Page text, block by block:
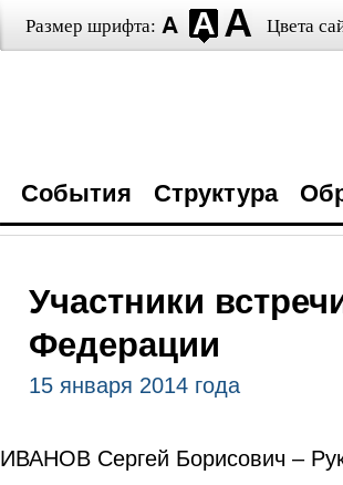
Размер шрифта: Цвета
События Структура
Участники
Федерации
15 января 2014 года
ИВАНОВ Сергей Борисович –